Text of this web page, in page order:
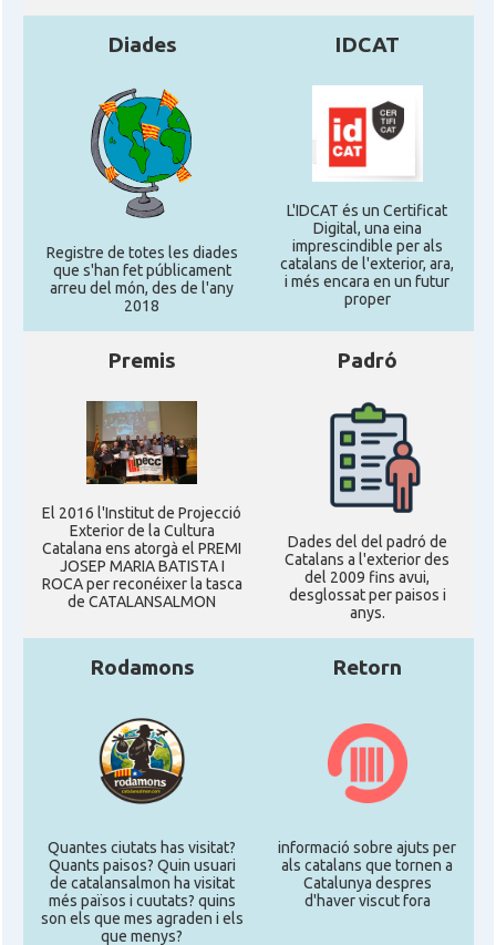
Diades
Registre de totes les diades
que s'han fet públicament
arreu del món, des de l'any
2018
IDCAT
L'IDCAT és un Certificat
Digital, una eina
imprescindible per als
catalans de l'exterior, ara,
i més encara en un futur
proper
Premis
El 2016 l'Institut de Projecció
Exterior de la Cultura
Catalana ens atorgà el PREMI
JOSEP MARIA BATISTA I
ROCA per reconéixer la tasca
de CATALANSALMON
Padró
Dades del del padró de
Catalans a l'exterior des
del 2009 fins avui,
desglossat per paisos i
anys.
Rodamons
Quantes ciutats has visitat?
Quants paisos? Quin usuari
de catalansalmon ha visitat
més països i cuutats? quins
son els que mes agraden i els
que menys?
Retorn
informació sobre ajuts per
als catalans que tornen a
Catalunya despres
d'haver viscut fora